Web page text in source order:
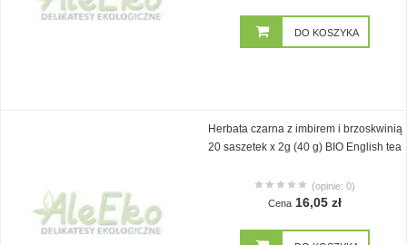
DO KOSZYKA
Herbata czarna z imbirem i brzoskwinią
20 saszetek x 2g (40 g) BIO English tea
(opinie: 0)
Cena 16,05 zł